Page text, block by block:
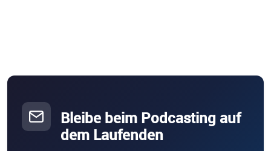
Bleibe beim Podcasting auf
dem Laufenden